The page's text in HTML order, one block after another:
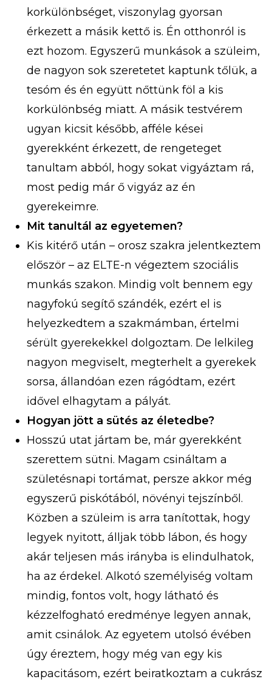
korkülönbséget, viszonylag gyorsan
érkezett a másik kettő is. Én otthonról is
ezt hozom. Egyszerű munkások a szüleim,
de nagyon sok szeretetet kaptunk tőlük, a
tesóm és én együtt nőttünk föl a kis
korkülönbség miatt. A másik testvérem
ugyan kicsit később, afféle kései
gyerekként érkezett, de rengeteget
tanultam abból, hogy sokat vigyáztam rá,
most pedig már ő vigyáz az én
gyerekeimre.
Mit tanultál az egyetemen?
Kis kitérő után – orosz szakra jelentkeztem
először – az ELTE-n végeztem szociális
munkás szakon. Mindig volt bennem egy
nagyfokú segítő szándék, ezért el is
helyezkedtem a szakmámban, értelmi
sérült gyerekekkel dolgoztam. De lelkileg
nagyon megviselt, megterhelt a gyerekek
sorsa, állandóan ezen rágódtam, ezért
idővel elhagytam a pályát.
Hogyan jött a sütés az életedbe?
Hosszú utat jártam be, már gyerekként
szerettem sütni. Magam csináltam a
születésnapi tortámat, persze akkor még
egyszerű piskótából, növényi tejszínből.
Közben a szüleim is arra tanítottak, hogy
legyek nyitott, álljak több lábon, és hogy
akár teljesen más irányba is elindulhatok,
ha az érdekel. Alkotó személyiség voltam
mindig, fontos volt, hogy látható és
kézzelfogható eredménye legyen annak,
amit csinálok. Az egyetem utolsó évében
úgy éreztem, hogy még van egy kis
kapacitásom, ezért beiratkoztam a cukrász